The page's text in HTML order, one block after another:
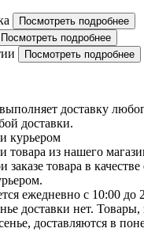
Посмотреть подробнее
Посмотреть подробнее
Посмотреть подробнее
доставку
доставки.
курьером
товара из нашего
товара в качестве
ежедневно с 10:00 до
доставки нет.
доставляются в